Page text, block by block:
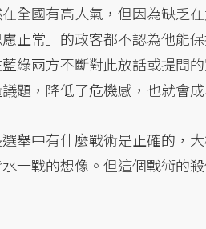
全國有高人氣，但因為缺乏
正常」的政客都不認為他能
綠兩方不斷對此放話或提問
題，降低了危機感，也就會
舉中有什麼戰術是正確的，
一戰的想像。但這個戰術的